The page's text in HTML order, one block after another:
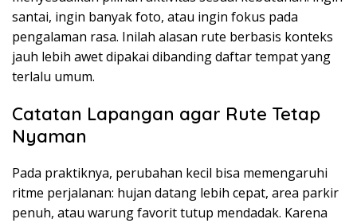
santai, ingin banyak foto, atau ingin fokus pada
pengalaman rasa. Inilah alasan rute berbasis konteks
jauh lebih awet dipakai dibanding daftar tempat yang
terlalu umum.
Catatan Lapangan agar Rute Tetap
Nyaman
Pada praktiknya, perubahan kecil bisa memengaruhi
ritme perjalanan: hujan datang lebih cepat, area parkir
penuh, atau warung favorit tutup mendadak. Karena